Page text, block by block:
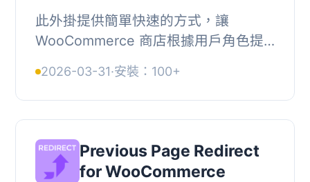
此外掛提供簡單快速的方式，讓
WooCommerce 商店根據用戶角色提
的折扣，提升轉換率並簡化購物體驗。,
, 【主要功能】, • ...
2026-03-31·安裝：100+
Previous Page Redirect
for WooCommerce